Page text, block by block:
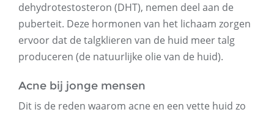
dehydrotestosteron (DHT), nemen deel aan de
puberteit. Deze hormonen van het lichaam zorgen
ervoor dat de talgklieren van de huid meer talg
produceren (de natuurlijke olie van de huid).
Acne bij jonge mensen
Dit is de reden waarom acne en een vette huid zo